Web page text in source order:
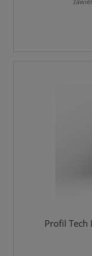
Profil Tech